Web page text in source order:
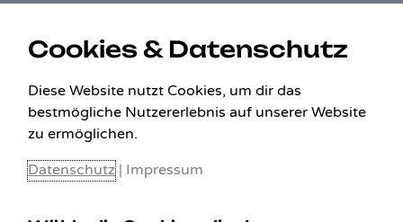
Cookies & Datenschutz
Diese Website nutzt Cookies, um dir das
bestmögliche Nutzererlebnis auf unserer Website
zu ermöglichen.
Datenschutz | Impressum